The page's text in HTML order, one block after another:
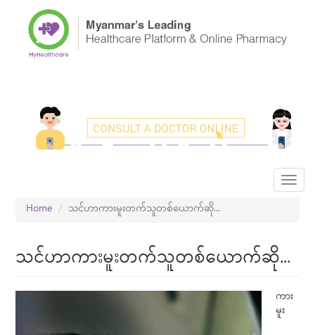
content
Home သင်ဟာကားမူးတက်သူတစ်ယောက်ဆို...
သင်ဟာကားမူးတက်သူတစ်ယောက်ဆို...
ကား
မူး